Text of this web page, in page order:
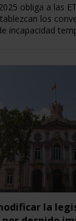
obliga a las
los
incapacidad
la